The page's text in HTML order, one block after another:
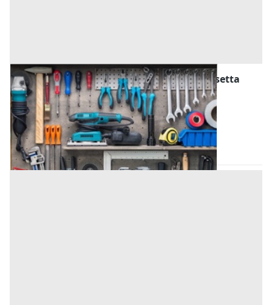
Attrezzature ed Utensili all'asta a Caltanissetta
Gela (Caltanissetta)
Offerta minima
95 €
Codice asta:AN031365
Asta chiusa